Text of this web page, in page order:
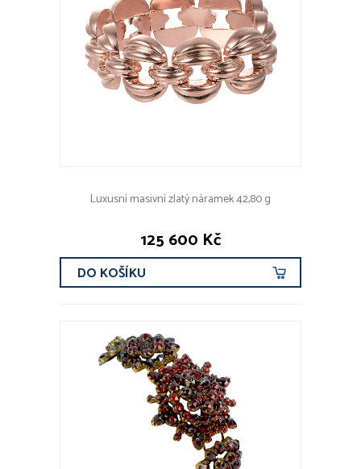
Luxusní masivní zlatý náramek 42,80 g
125 600 Kč
DO KOŠÍKU